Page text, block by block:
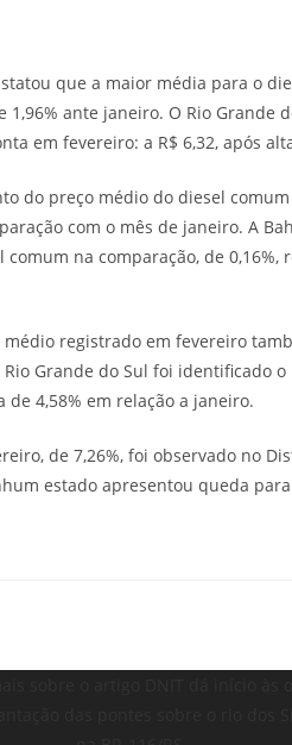
que a maior média para o
1,96% ante janeiro. O Rio Grande
em fevereiro: a R$ 6,32, após
do preço médio do diesel
com o mês de janeiro. A
na comparação, de 0,16%,
registrado em fevereiro
Grande do Sul foi identificado
4,58% em relação a janeiro.
de 7,26%, foi observado no
estado apresentou queda